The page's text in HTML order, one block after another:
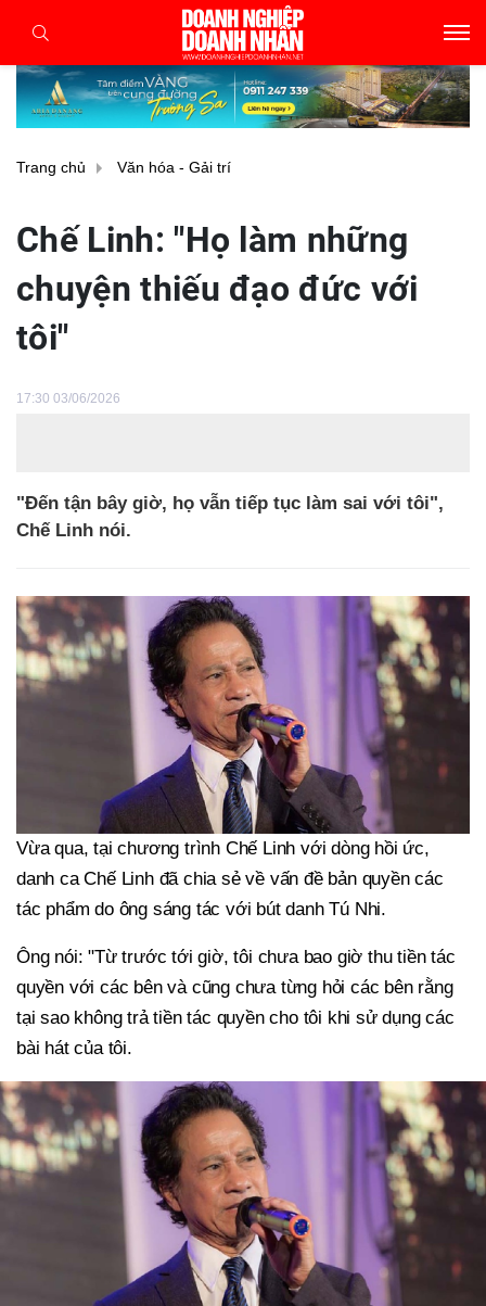
Trang chủ Văn hóa - Gải trí
Chế Linh: "Họ làm những
chuyện thiếu đạo đức với
tôi"
17:30 03/06/2026
"Đến tận bây giờ, họ vẫn tiếp tục làm sai với tôi",
Chế Linh nói.
Vừa qua, tại chương trình Chế Linh với dòng hồi ức,
danh ca Chế Linh đã chia sẻ về vấn đề bản quyền các
tác phẩm do ông sáng tác với bút danh Tú Nhi.
Ông nói: "Từ trước tới giờ, tôi chưa bao giờ thu tiền tác
quyền với các bên và cũng chưa từng hỏi các bên rằng
tại sao không trả tiền tác quyền cho tôi khi sử dụng các
bài hát của tôi.